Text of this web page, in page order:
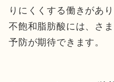
りにくくする働きがあり
不飽和脂肪酸には、さ
予防が期待できます。